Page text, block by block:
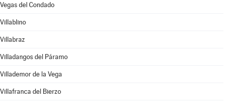
Vegas del Condado
Villablino
Villabraz
Villadangos del Páramo
Villademor de la Vega
Villafranca del Bierzo